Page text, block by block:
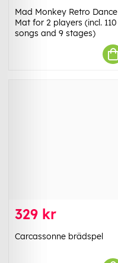
Mad Monkey Retro Dance
Mat for 2 players (incl. 110
songs and 9 stages)
329 kr
Carcassonne brädspel